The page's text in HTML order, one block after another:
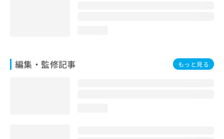
編集・監修記事 もっと見る